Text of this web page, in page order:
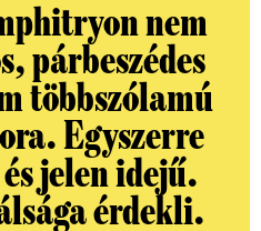
nem
párbeszédes
többszólamú
Egyszerre
jelen idejű.
érdekli.